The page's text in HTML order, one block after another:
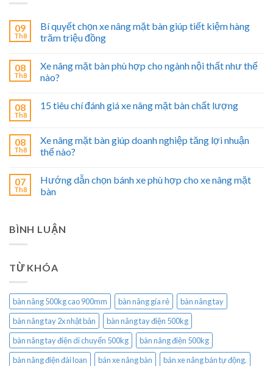
09
Th8
Bí quyết chọn xe nâng mặt bàn giúp tiết kiệm hàng
trăm triệu đồng
08
Th8
Xe nâng mặt bàn phù hợp cho ngành nội thất như thế
nào?
08
Th8
15 tiêu chí đánh giá xe nâng mặt bàn chất lượng
08
Th8
Xe nâng mặt bàn giúp doanh nghiệp tăng lợi nhuận
thế nào?
07
Th8
Hướng dẫn chọn bánh xe phù hợp cho xe nâng mặt
bàn
BÌNH LUẬN
TỪ KHÓA
bàn nâng 500kg cao 900mm bàn nâng gía rẻ
bàn nâng tay
bàn nâng tay 2x nhật bản
bàn nâng tay điện 500kg
bàn nâng tay điện di chuyển 500kg
bàn nâng điện 500kg
bàn nâng điện đài loan
bán xe nâng bàn
bán xe nâng bán tự động.